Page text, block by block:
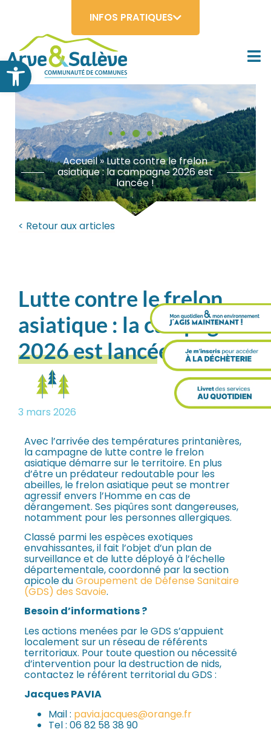
Ouvrir la barre d’outils
INFOS PRATIQUES
Accueil»Lutte contre le frelon
asiatique : la campagne 2026 est
lancée !
< Retour aux articles
Lutte contre le frelon
asiatique : la campagne
2026 est lancée !
3 mars 2026
Avec l’arrivée des températures printanières,
la campagne de lutte contre le frelon
asiatique démarre sur le territoire. En plus
d’être un prédateur redoutable pour les
abeilles, le frelon asiatique peut se montrer
agressif envers l’Homme en cas de
dérangement. Ses piqûres sont dangereuses,
notamment pour les personnes allergiques.
Classé parmi les espèces exotiques
envahissantes, il fait l’objet d’un plan de
surveillance et de lutte déployé à l’échelle
départementale, coordonné par la section
apicole duGroupement de Défense Sanitaire
(GDS) des Savoie.
Besoin d’informations ?
Les actions menées par le GDS s’appuient
localement sur un réseau de référents
territoriaux. Pour toute question ou nécessité
d’intervention pour la destruction de nids,
contactez le référent territorial du GDS :
Jacques PAVIA
Mail : pavia.jacques@orange.fr
Tel : 06 82 58 38 90